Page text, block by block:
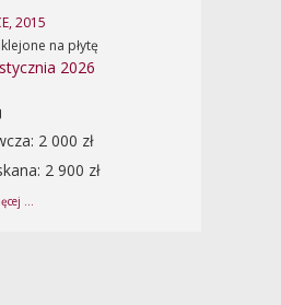
2015
na płytę
2026
2 000 zł
2 900 zł
...